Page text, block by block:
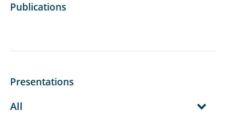
Publications
Presentations
All